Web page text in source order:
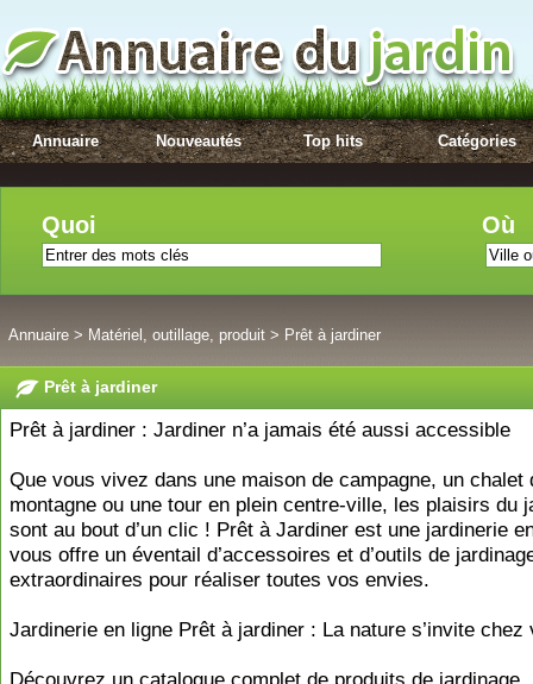
Annuaire Nouveautés Top hits Catégories
Quoi Où
Annuaire > Matériel, outillage, produit > Prêt à jardiner
Prêt à jardiner
Prêt à jardiner : Jardiner n’a jamais été aussi accessible
Que vous vivez dans une maison de campagne, un chalet
montagne ou une tour en plein centre-ville, les plaisirs du
sont au bout d’un clic ! Prêt à Jardiner est une jardinerie
vous offre un éventail d’accessoires et d’outils de
extraordinaires pour réaliser toutes vos envies.
Jardinerie en ligne Prêt à jardiner : La nature s’invite chez